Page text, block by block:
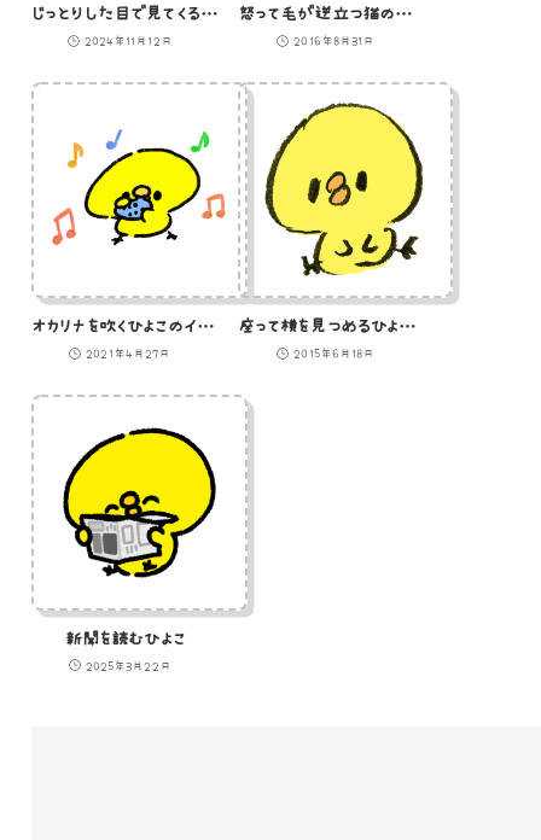
じっとりした目で見てくるひよこの顔
2024年11月12日
怒って毛が逆立つ猫のイラスト
2016年8月31日
オカリナを吹くひよこのイラスト
2021年4月27日
座って横を見つめるひよこのイラスト
2015年6月18日
新聞を読むひよこ
2025年3月22日